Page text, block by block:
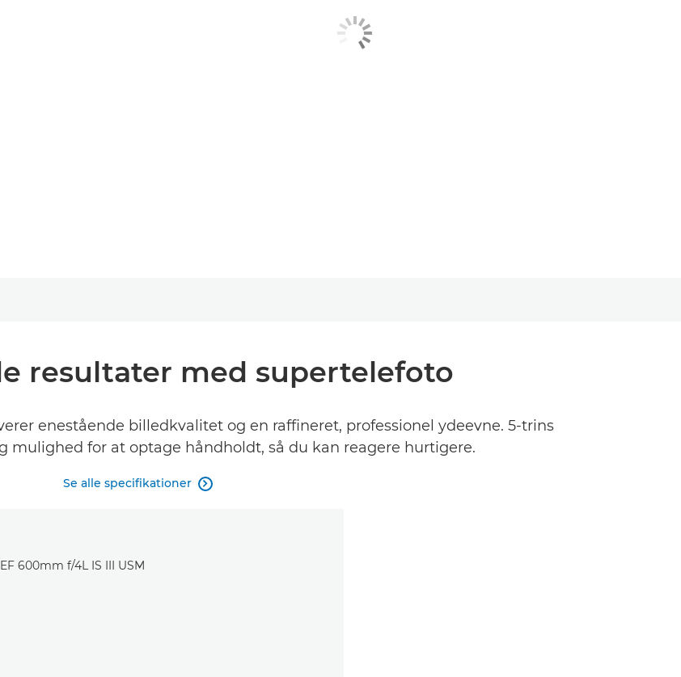
resultater med supertelefoto
enestående billedkvalitet og en raffineret, professionel ydeevne. 5-trins
mulighed for at optage håndholdt, så du kan reagere hurtigere.
Se alle specifikationer 